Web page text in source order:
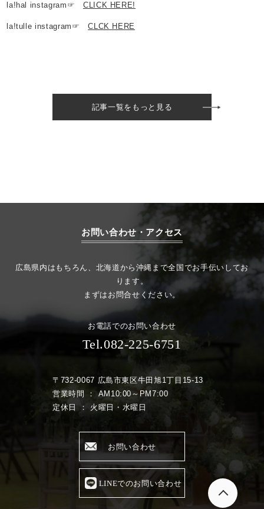
la!hal instagram☞ CLICK HERE!
la!tulle instagram☞CLCK HERE
記事一覧をもっと見る
お問い合わせ・アクセス
広島県内はもちろん、北海道から沖縄まで全国でお手伝いしてお
ります。
まずはお問合せください。
お電話でのお問い合わせ
Tel.082-225-6751
〒732-0067 広島市東区牛田旭1丁目15-13
営業時間 ： AM10:00～PM7:00
定休日 ： 火曜日・水曜日
お問い合わせ
LINEでのお問い合わせ